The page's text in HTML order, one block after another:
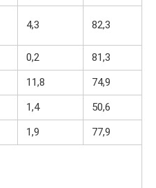
4,3 82,3
0,2 81,3
11,8 74,9
1,4 50,6
1,9 77,9